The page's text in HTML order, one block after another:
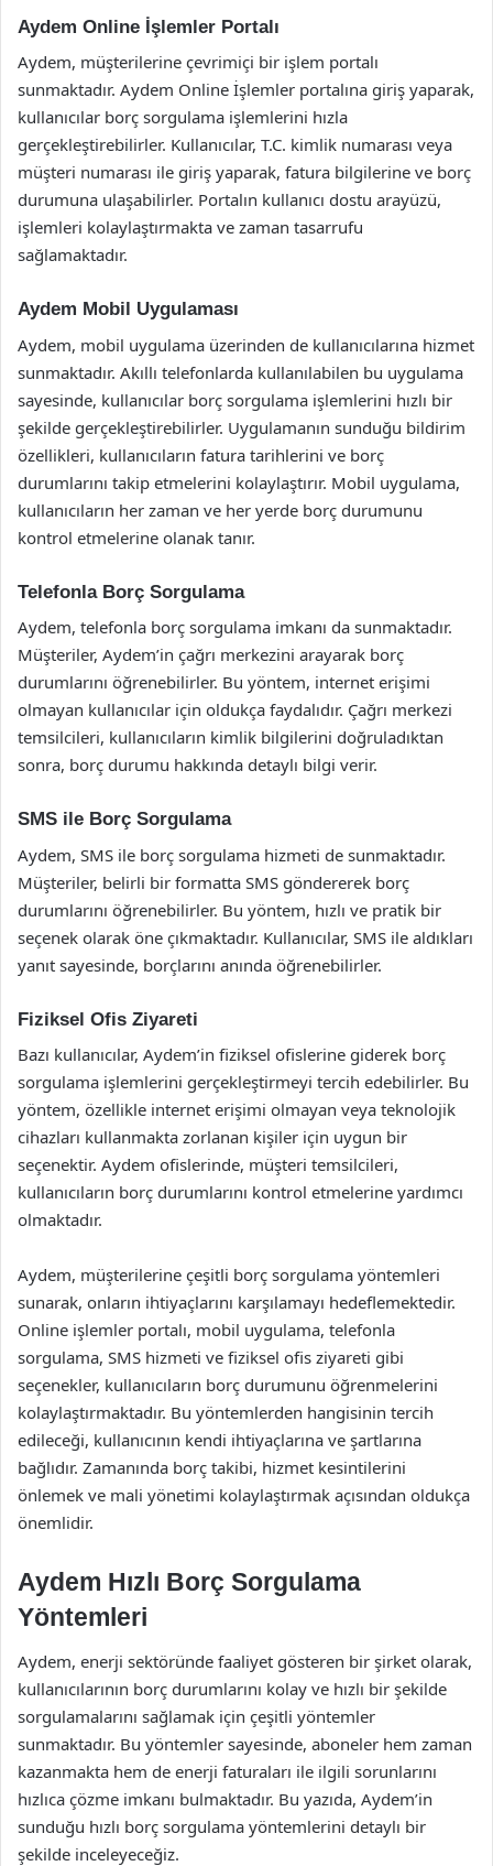
Aydem Online İşlemler Portalı
Aydem, müşterilerine çevrimiçi bir işlem portalı
sunmaktadır. Aydem Online İşlemler portalına giriş yaparak,
kullanıcılar borç sorgulama işlemlerini hızla
gerçekleştirebilirler. Kullanıcılar, T.C. kimlik numarası veya
müşteri numarası ile giriş yaparak, fatura bilgilerine ve borç
durumuna ulaşabilirler. Portalın kullanıcı dostu arayüzü,
işlemleri kolaylaştırmakta ve zaman tasarrufu
sağlamaktadır.
Aydem Mobil Uygulaması
Aydem, mobil uygulama üzerinden de kullanıcılarına hizmet
sunmaktadır. Akıllı telefonlarda kullanılabilen bu uygulama
sayesinde, kullanıcılar borç sorgulama işlemlerini hızlı bir
şekilde gerçekleştirebilirler. Uygulamanın sunduğu bildirim
özellikleri, kullanıcıların fatura tarihlerini ve borç
durumlarını takip etmelerini kolaylaştırır. Mobil uygulama,
kullanıcıların her zaman ve her yerde borç durumunu
kontrol etmelerine olanak tanır.
Telefonla Borç Sorgulama
Aydem, telefonla borç sorgulama imkanı da sunmaktadır.
Müşteriler, Aydem’in çağrı merkezini arayarak borç
durumlarını öğrenebilirler. Bu yöntem, internet erişimi
olmayan kullanıcılar için oldukça faydalıdır. Çağrı merkezi
temsilcileri, kullanıcıların kimlik bilgilerini doğruladıktan
sonra, borç durumu hakkında detaylı bilgi verir.
SMS ile Borç Sorgulama
Aydem, SMS ile borç sorgulama hizmeti de sunmaktadır.
Müşteriler, belirli bir formatta SMS göndererek borç
durumlarını öğrenebilirler. Bu yöntem, hızlı ve pratik bir
seçenek olarak öne çıkmaktadır. Kullanıcılar, SMS ile aldıkları
yanıt sayesinde, borçlarını anında öğrenebilirler.
Fiziksel Ofis Ziyareti
Bazı kullanıcılar, Aydem’in fiziksel ofislerine giderek borç
sorgulama işlemlerini gerçekleştirmeyi tercih edebilirler. Bu
yöntem, özellikle internet erişimi olmayan veya teknolojik
cihazları kullanmakta zorlanan kişiler için uygun bir
seçenektir. Aydem ofislerinde, müşteri temsilcileri,
kullanıcıların borç durumlarını kontrol etmelerine yardımcı
olmaktadır.
Aydem, müşterilerine çeşitli borç sorgulama yöntemleri
sunarak, onların ihtiyaçlarını karşılamayı hedeflemektedir.
Online işlemler portalı, mobil uygulama, telefonla
sorgulama, SMS hizmeti ve fiziksel ofis ziyareti gibi
seçenekler, kullanıcıların borç durumunu öğrenmelerini
kolaylaştırmaktadır. Bu yöntemlerden hangisinin tercih
edileceği, kullanıcının kendi ihtiyaçlarına ve şartlarına
bağlıdır. Zamanında borç takibi, hizmet kesintilerini
önlemek ve mali yönetimi kolaylaştırmak açısından oldukça
önemlidir.
Aydem Hızlı Borç Sorgulama
Yöntemleri
Aydem, enerji sektöründe faaliyet gösteren bir şirket olarak,
kullanıcılarının borç durumlarını kolay ve hızlı bir şekilde
sorgulamalarını sağlamak için çeşitli yöntemler
sunmaktadır. Bu yöntemler sayesinde, aboneler hem zaman
kazanmakta hem de enerji faturaları ile ilgili sorunlarını
hızlıca çözme imkanı bulmaktadır. Bu yazıda, Aydem’in
sunduğu hızlı borç sorgulama yöntemlerini detaylı bir
şekilde inceleyeceğiz.